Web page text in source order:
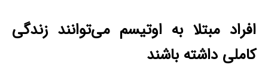
افراد مبتلا به اوتیسم می‌توانند زندگی
کاملی داشته باشند